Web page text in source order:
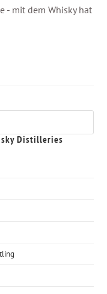
- mit dem Whisky hat
Distilleries